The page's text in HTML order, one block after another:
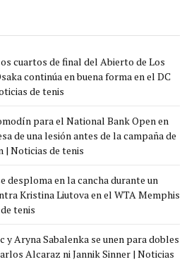
cuartos de final del Abierto de Los
continúa en buena forma en el DC
de tenis
para el National Bank Open en
de una lesión antes de la campaña de
| Noticias de tenis
desploma en la cancha durante un
Kristina Liutova en el WTA Memphis
tenis
y Aryna Sabalenka se unen para dobles
Alcaraz ni Jannik Sinner | Noticias